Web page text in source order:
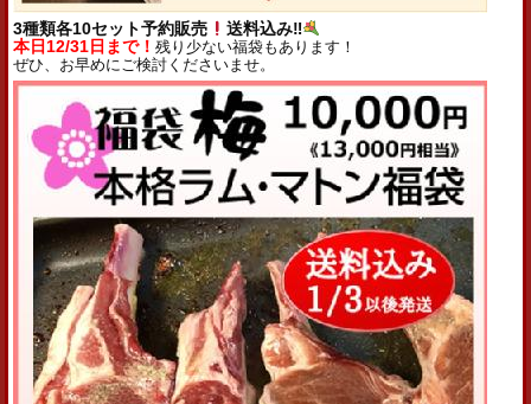
3種類各10セット予約販売
送料込み‼
本日12/31日まで！残り少ない福袋もあります！
ぜひ、お早めにご検討くださいませ。